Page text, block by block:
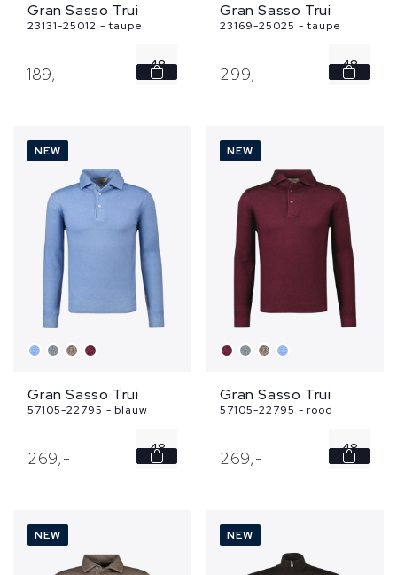
Gran Sasso Trui
23131-25012 - taupe
189,- 48
56
Gran Sasso Trui
23169-25025 - taupe
299,- 48
54
56
NEW
Gran Sasso Trui
57105-22795 - blauw
269,- 48
54
NEW
Gran Sasso Trui
57105-22795 - rood
269,- 48
NEW NEW